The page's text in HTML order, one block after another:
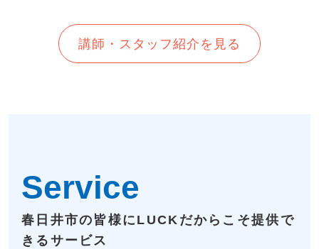
講師・スタッフ紹介を見る
Service
春日井市の皆様にLUCKだからこそ提供で
きるサービス